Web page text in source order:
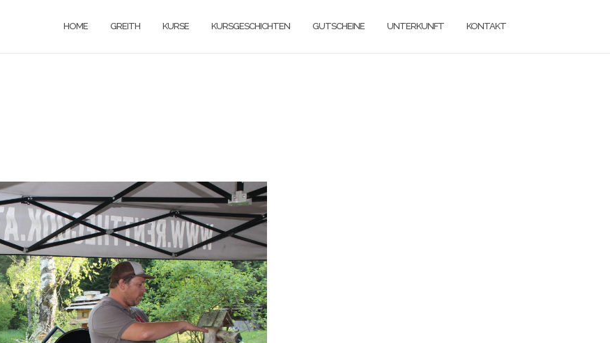
HOME GREITH KURSE KURSGESCHICHTEN GUTSCHEINE UNTERKUNFT KONTAKT